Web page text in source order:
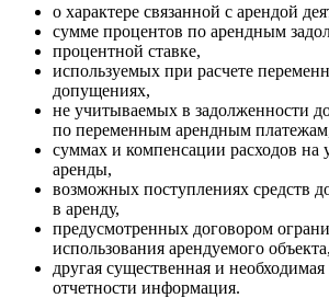
о характере связанной с арендой
сумме процентов по арендным
процентной ставке,
используемых при расчете
допущениях,
не учитываемых в задолженности
по переменным арендным
суммах и компенсации расходов на
аренды,
возможных поступлениях средств
в аренду,
предусмотренных договором
использования арендуемого объекта,
другая существенная и необходимая
отчетности информация.